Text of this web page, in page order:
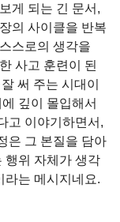
게 되는 긴 문서,
의 사이클을 반복
스로의 생각을
사고 훈련이 된
써 주는 시대이
깊이 몰입해서
고 이야기하면서,
은 그 본질을 담아
행위 자체가 생각
라는 메시지네요.